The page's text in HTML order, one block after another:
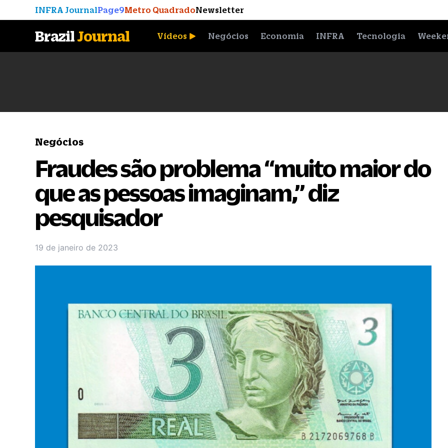
INFRA JournalPage9Metro QuadradoNewsletter
BrazilJournal Vídeos Negócios Economia INFRA Tecnologia
Negócios
Fraudes são problema “muito maior do
que as pessoas imaginam,” diz
pesquisador
19 de janeiro de 2023